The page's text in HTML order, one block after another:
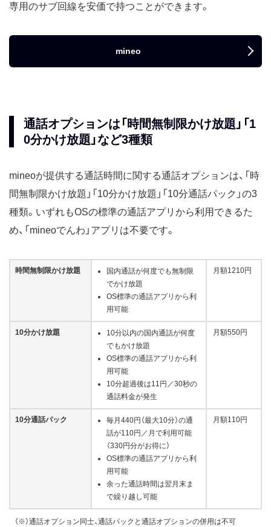
専用のサブ回線を安価で持つことができます。
mineo
通話オプションは「時間無制限かけ放題」「1
0分かけ放題」など3種類
mineoが提供する通話時間に関する通話オプションは、「時
間無制限かけ放題」「10分かけ放題」「10分通話パック」の3
種類。いずれもOSの標準の通話アプリから利用できるた
め、「mineoでんわ」アプリは不要です。
時間無制限かけ放題
国内通話が何度でも無制限
でかけ放題
OS標準の通話アプリから利
用可能
月額1210円
10分かけ放題
10分以内の国内通話が何度
でもかけ放題
OS標準の通話アプリから利
用可能
10分超過後は11円／30秒の
通話料金が発生
月額550円
10分通話パック
毎月440円（最大10分）の通
話が110円／月で利用可能
（330円分がお得に）
OS標準の通話アプリから利
用可能
余った通話時間は翌月末ま
で繰り越し可能
月額110円
（※）通話オプション同士、通話パックと通話オプションの併用は不可